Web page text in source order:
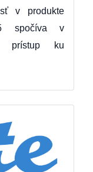
v produkte
spočíva v
prístup ku